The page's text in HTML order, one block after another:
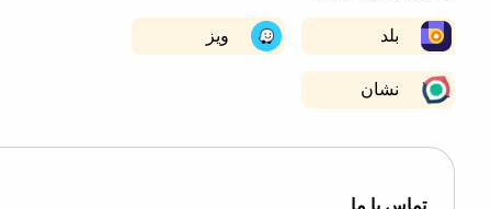
ویز
نشان
با ما